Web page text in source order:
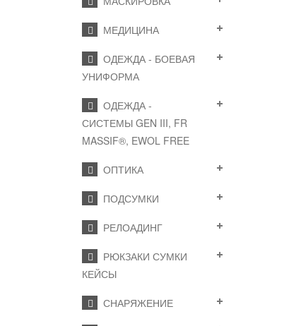
МЕДИЦИНА
ОДЕЖДА - БОЕВАЯ
УНИФОРМА
ОДЕЖДА -
СИСТЕМЫ GEN III, FR
MASSIF®, EWOL FREE
ОПТИКА
ПОДСУМКИ
РЕЛОАДИНГ
РЮКЗАКИ СУМКИ
КЕЙСЫ
СНАРЯЖЕНИЕ